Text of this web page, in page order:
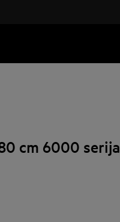
cm 6000 serija